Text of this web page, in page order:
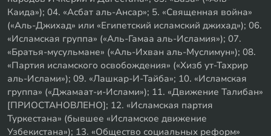
Каида»); 04. «Асбат аль-Ансар»; 5. «Священная война»
(«Аль-Джихад» или «Египетский исламский джихад»); 06.
«Исламская группа» («Аль-Гамаа аль-Исламия»); 07.
«Братья-мусульмане» («Аль-Ихван аль-Муслимун»); 08.
«Партия исламского освобождения» («Хизб ут-Тахрир
аль-Ислами»); 09. «Лашкар-И-Тайба»; 10. «Исламская
группа» («Джамаат-и-Ислами»); 11. «Движение Талибан»
[ПРИОСТАНОВЛЕНО]; 12. «Исламская партия
Туркестана» (бывшее «Исламское движение
Узбекистана»); 13. «Общество социальных реформ»